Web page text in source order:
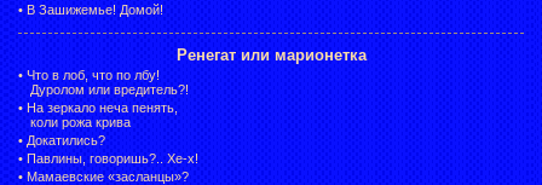
• В Зашижемье! Домой!
Ренегат или марионетка
• Что в лоб, что по лбу!
Дуролом или вредитель?!
• На зеркало неча пенять,
коли рожа крива
• Докатились?
• Павлины, говоришь?.. Хе-х!
• Мамаевские «засланцы»?